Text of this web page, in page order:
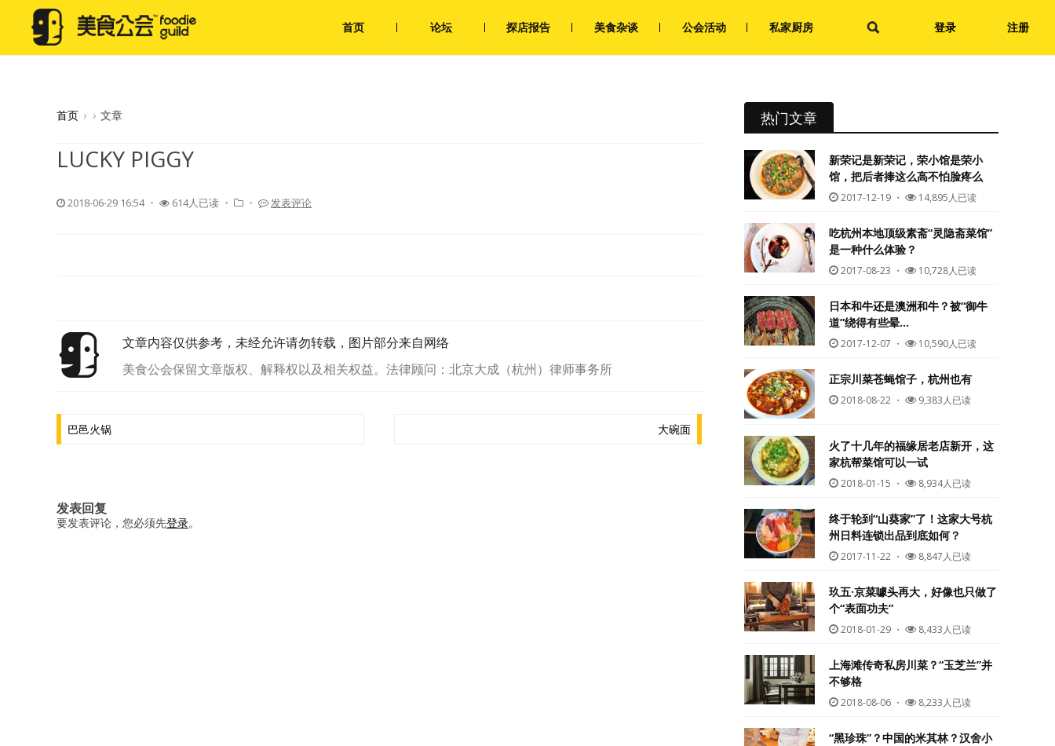
登录 注册
首页 论坛 探店报告 美食杂谈 公会活动 私家厨房
首页 › › 文章
LUCKY PIGGY
2018-06-29 16:54・ 614人已读 ・ ・ 发表评论
文章内容仅供参考，未经允许请勿转载，图片部分来自网络
美食公会保留文章版权、解释权以及相关权益。法律顾问：北京大成（杭州）律师事务所
章
巴邑火锅 大碗面
发表回复
要发表评论，您必须先登录。
热门文章
新荣记是新荣记，荣小馆是荣小
馆，把后者捧这么高不怕脸疼么
2017-12-19 ・ 14,895人已读
吃杭州本地顶级素斋“灵隐斋菜馆”
是一种什么体验？
2017-08-23 ・ 10,728人已读
日本和牛还是澳洲和牛？被“御牛
道”绕得有些晕…
2017-12-07 ・ 10,590人已读
正宗川菜苍蝇馆子，杭州也有
2018-08-22 ・ 9,383人已读
火了十几年的福缘居老店新开，这
家杭帮菜馆可以一试
2018-01-15 ・ 8,934人已读
终于轮到“山葵家”了！这家大号杭
州日料连锁出品到底如何？
2017-11-22 ・ 8,847人已读
玖五·京菜噱头再大，好像也只做了
个“表面功夫”
2018-01-29 ・ 8,433人已读
上海滩传奇私房川菜？“玉芝兰”并
不够格
2018-08-06 ・ 8,233人已读
“黑珍珠”？中国的米其林？汉舍小